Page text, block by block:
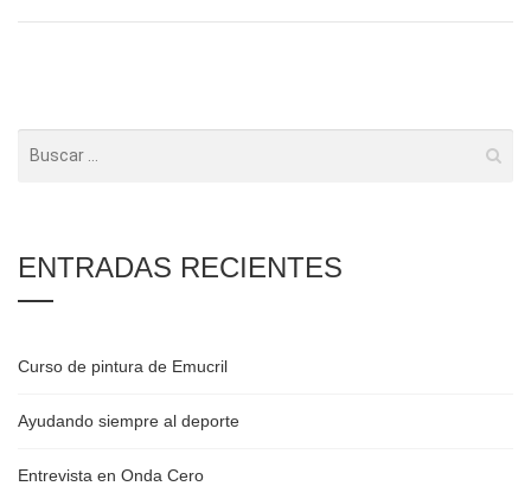
ENTRADAS RECIENTES
Curso de pintura de Emucril
Ayudando siempre al deporte
Entrevista en Onda Cero